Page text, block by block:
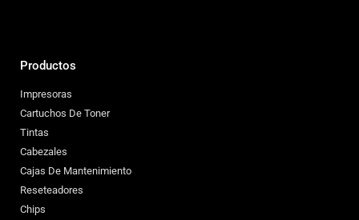
Productos
Impresoras
Cartuchos De Toner
Tintas
Cabezales
Cajas De Mantenimiento
Reseteadores
Chips